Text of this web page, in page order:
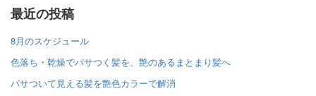
最近の投稿
8月のスケジュール
色落ち・乾燥でパサつく髪を、艶のあるまとまり髪へ
パサついて見える髪を艶色カラーで解消